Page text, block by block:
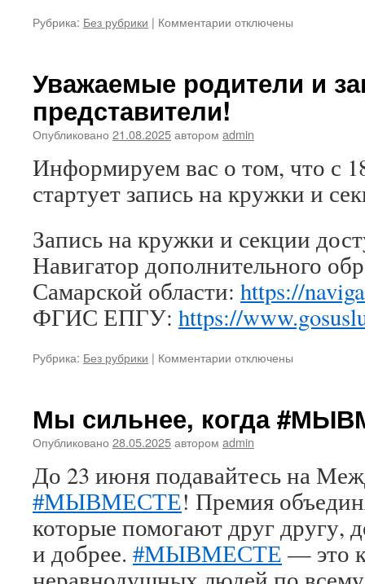
Рубрика: Без рубрики | Комментарии к
несовершеннолетних
покупок
чужой
банковской
карты
отключены
Уважаемые родители и
представители!
Опубликовано 21.08.2025автором admin
Информируем вас о том, что с
стартует запись на кружки и
Запись на кружки и секции
Навигатор дополнительного
Самарской области: https://
ФГИС ЕПГУ: https://
Рубрика: Без рубрики | Комментарии к
и
законные
представители!
отключены
Мы сильнее, когда
Опубликовано 28.05.2025автором admin
До 23 июня подавайтесь на
#МЫВМЕСТЕ! Премия
которые помогают друг другу,
и добрее. #МЫВМЕСТЕ — это